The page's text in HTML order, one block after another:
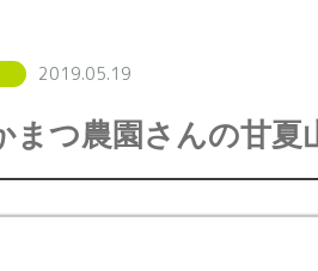
2019.05.19
まつ農園さんの甘